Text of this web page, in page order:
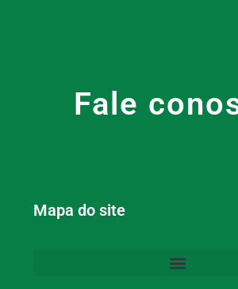
Fale
Mapa do site